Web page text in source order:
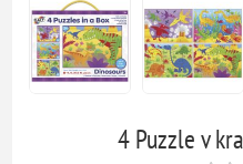
4 Puzzle v